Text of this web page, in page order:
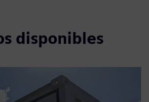
disponibles